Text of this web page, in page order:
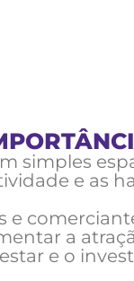
simples
e as
e
a
e o